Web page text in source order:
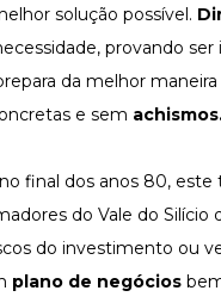
solução possível.
provando ser
da melhor maneira
e sem
final dos anos 80,
do Vale do
do investimento ou
plano de negócios